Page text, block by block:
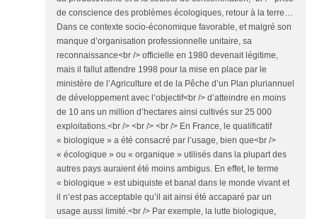
de conscience des problèmes écologiques, retour à la terre…
Dans ce contexte socio-économique favorable, et malgré son
manque d’organisation professionnelle unitaire, sa
reconnaissance<br /> officielle en 1980 devenait légitime,
mais il fallut attendre 1998 pour la mise en place par le
ministère de l’Agriculture et de la Pêche d’un Plan pluriannuel
de développement avec l’objectif<br /> d’atteindre en moins
de 10 ans un million d’hectares ainsi cultivés sur 25 000
exploitations.<br /> <br /> <br /> En France, le qualificatif
« biologique » a été consacré par l’usage, bien que<br />
« écologique » ou « organique » utilisés dans la plupart des
autres pays auraient été moins ambigus. En effet, le terme
« biologique » est ubiquiste et banal dans le monde vivant et
il n’est pas acceptable qu’il ait ainsi été accaparé par un
usage aussi limité.<br /> Par exemple, la lutte biologique,